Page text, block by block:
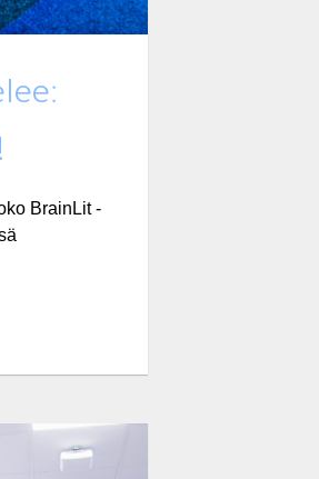
BrainLit -